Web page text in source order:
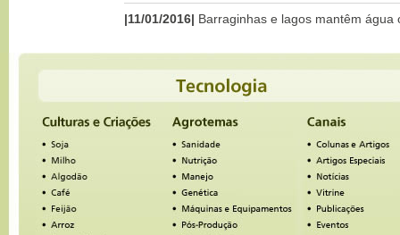
|11/01/2016| Barraginhas e lagos mantêm água